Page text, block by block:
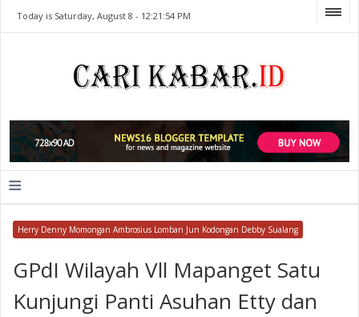
Today is Saturday, August 8 - 12:21:54 PM
≡
Herry Denny Momongan Ambrosius Lomban Jun Kodongan Debby Sualang
GPdI Wilayah Vll Mapanget Satu
Kunjungi Panti Asuhan Etty dan